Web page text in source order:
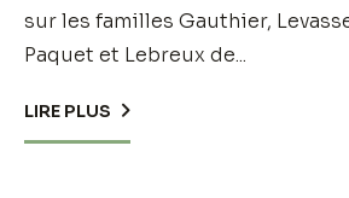
sur les familles Gauthier,
Paquet et Lebreux de...
LIRE PLUS